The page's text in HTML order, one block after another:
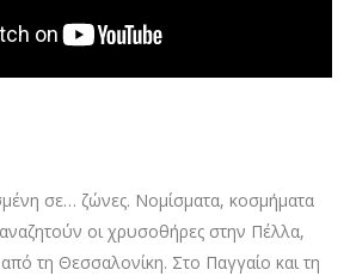
σε… ζώνες. Νομίσματα, κοσμήματα
αναζητούν οι χρυσοθήρες στην Πέλλα,
τη Θεσσαλονίκη. Στο Παγγαίο και τη